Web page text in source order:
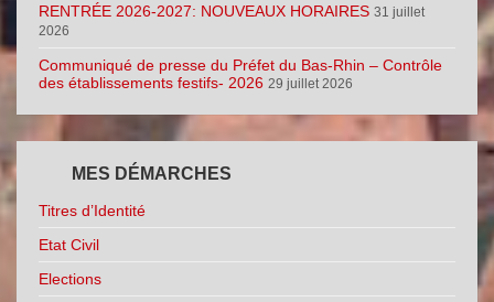
RENTRÉE 2026-2027: NOUVEAUX HORAIRES 31 juillet
2026
Communiqué de presse du Préfet du Bas-Rhin – Contrôle
des établissements festifs- 2026 29 juillet 2026
MES DÉMARCHES
Titres d’Identité
Etat Civil
Elections